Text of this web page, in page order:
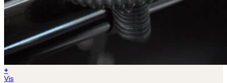
+
Vis